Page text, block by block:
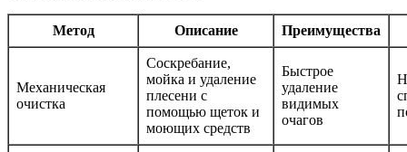
Метод Описание Преимущества
Механическая
очистка
Соскребание,
мойка и удаление
плесени с
помощью щеток и
моющих средств
Быстрое
удаление
видимых
очагов